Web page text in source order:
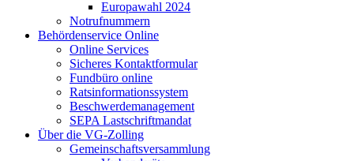
Europawahl 2024
Notrufnummern
Behördenservice Online
Online Services
Sicheres Kontaktformular
Fundbüro online
Ratsinformationssystem
Beschwerdemanagement
SEPA Lastschriftmandat
Über die VG-Zolling
Gemeinschaftsversammlung